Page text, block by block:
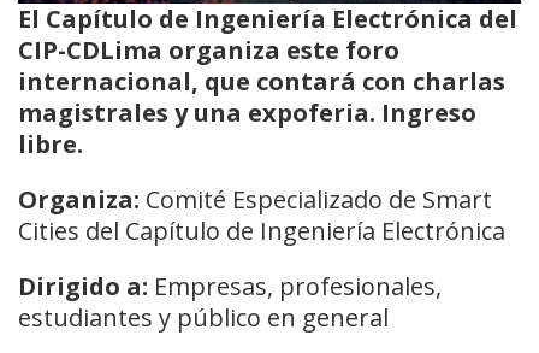
El Capítulo de Ingeniería Electrónica del
CIP-CDLima organiza este foro
internacional, que contará con charlas
magistrales y una expoferia. Ingreso
libre.
Organiza: Comité Especializado de Smart
Cities del Capítulo de Ingeniería Electrónica
Dirigido a: Empresas, profesionales,
estudiantes y público en general